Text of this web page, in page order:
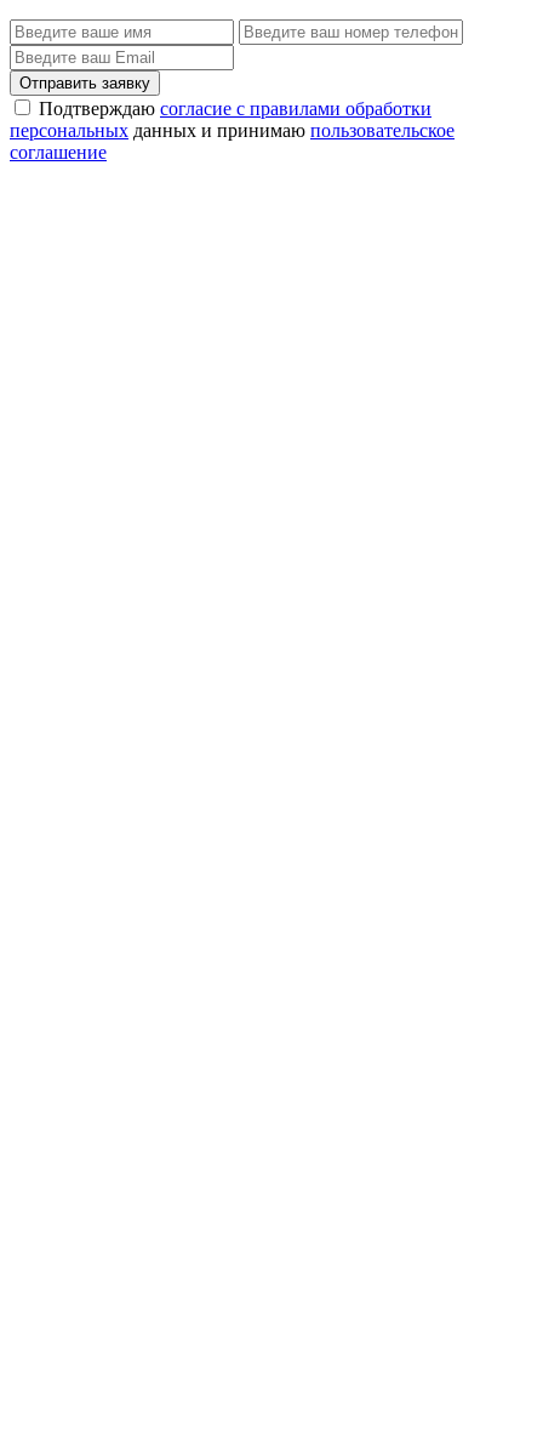
Отправить заявку
Подтверждаю согласие с правилами обработки
персональных данных и принимаю пользовательское
соглашение